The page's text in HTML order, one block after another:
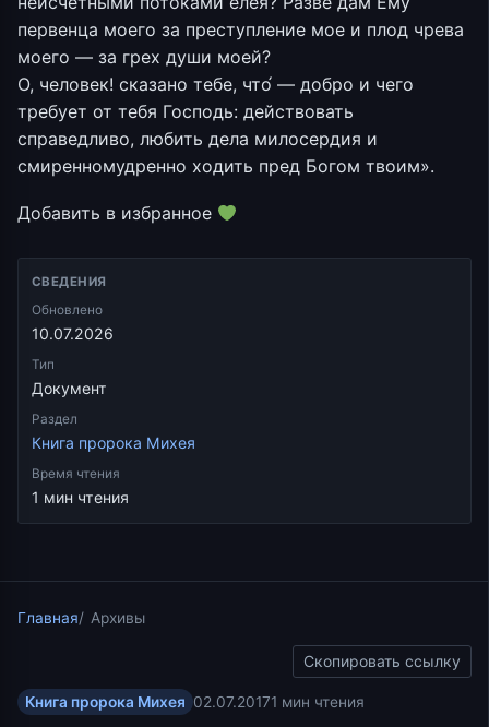
первенца моего за преступление мое и плод чрева
моего — за грех души моей?
О, человек! сказано тебе, что́ — добро и чего
требует от тебя Господь: действовать
справедливо, любить дела милосердия и
смиренномудренно ходить пред Богом твоим».
Добавить в избранное
СВЕДЕНИЯ
Обновлено
10.07.2026
Тип
Документ
Раздел
Книга пророка Михея
Время чтения
1 мин чтения
Главная Архивы
Скопировать ссылку
Книга пророка Михея 02.07.20171 мин чтения